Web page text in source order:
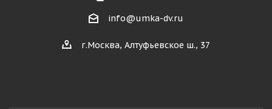
info@umka-dv.ru
г.Москва, Алтуфьевское ш., 37